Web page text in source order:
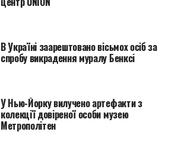
В Україні заарештовано вісьмох осіб за
спробу викрадення муралу Бенксі
У Нью-Йорку вилучено артефакти з
колекції довіреної особи музею
Метрополітен